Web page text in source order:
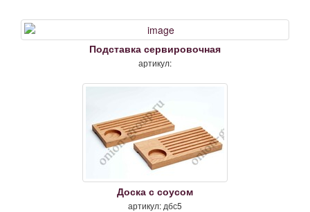
Подставка сервировочная
артикул:
Доска с соусом
артикул: дбс5